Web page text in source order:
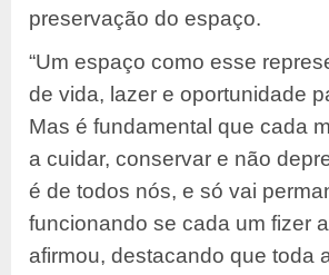
preservação do espaço.
“Um espaço como esse
de vida, lazer e oportunidade
Mas é fundamental que cada
a cuidar, conservar e não
é de todos nós, e só vai
funcionando se cada um fizer
afirmou, destacando que toda